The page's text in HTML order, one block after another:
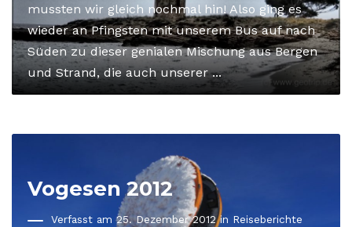
mussten wir gleich nochmal hin! Also ging es
wieder an Pfingsten mit unserem Bus auf nach
Süden zu dieser genialen Mischung aus Bergen
und Strand, die auch unserer ...
Vogesen 2012
Verfasst am 25. Dezember 2012 in Reiseberichte